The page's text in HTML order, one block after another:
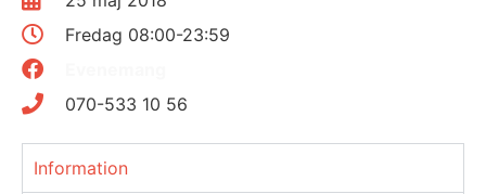
Fredag 08:00-23:59
070-533 10 56
Information